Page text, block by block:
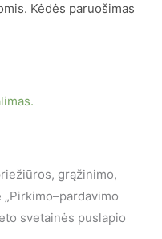
Kėdės paruošimas
grąžinimo,
svetainės puslapio